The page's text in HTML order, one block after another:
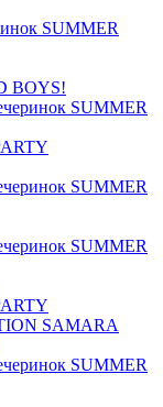
SUMMER
BOYS!
SUMMER
SUMMER
SUMMER
SAMARA
SUMMER